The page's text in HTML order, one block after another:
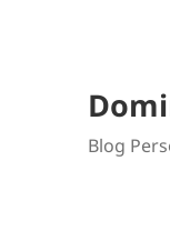
Blog